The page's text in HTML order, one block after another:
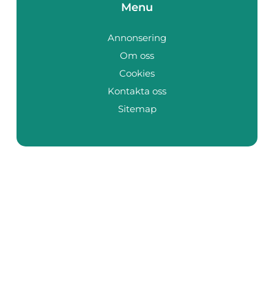
Menu
Annonsering
Om oss
Cookies
Kontakta oss
Sitemap